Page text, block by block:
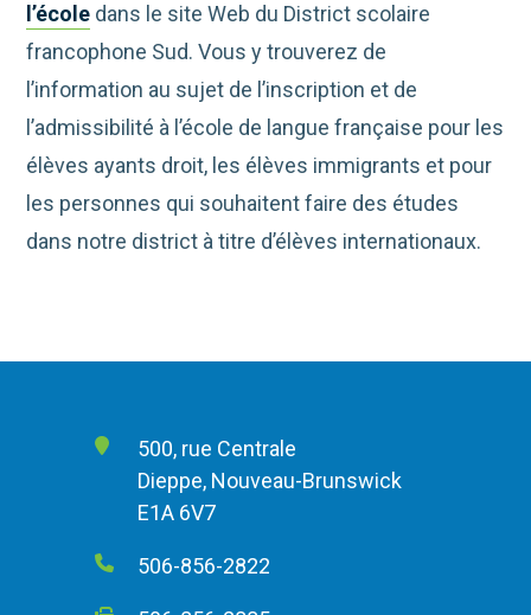
l’école dans le site Web du District scolaire
francophone Sud. Vous y trouverez de
l’information au sujet de l’inscription et de
l’admissibilité à l’école de langue française pour les
élèves ayants droit, les élèves immigrants et pour
les personnes qui souhaitent faire des études
dans notre district à titre d’élèves internationaux.
500, rue Centrale
Dieppe, Nouveau-Brunswick
E1A 6V7
506-856-2822